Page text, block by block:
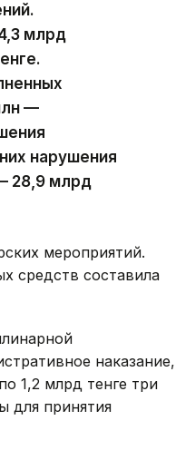
млрд
—
нарушения
28,9 млрд
мероприятий.
средств составила
наказание,
1,2 млрд тенге три
для принятия